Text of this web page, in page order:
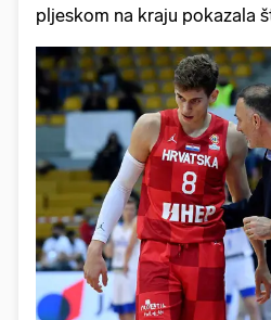
pljeskom na kraju pokazala